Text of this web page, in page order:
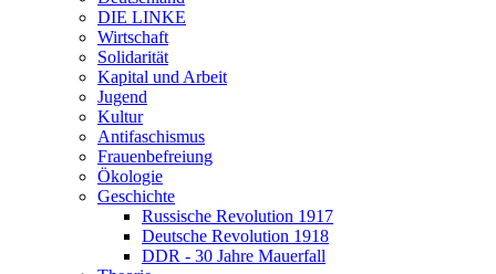
DIE LINKE
Wirtschaft
Solidarität
Kapital und Arbeit
Jugend
Kultur
Antifaschismus
Frauenbefreiung
Ökologie
Geschichte
Russische Revolution 1917
Deutsche Revolution 1918
DDR - 30 Jahre Mauerfall